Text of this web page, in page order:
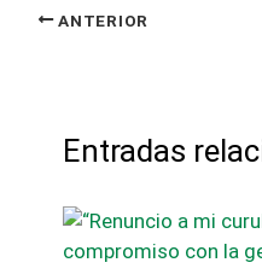
ANTERIOR
Entradas